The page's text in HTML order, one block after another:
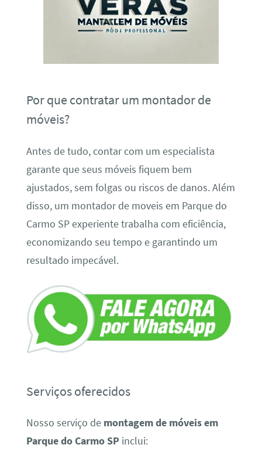
Por que contratar um montador de
móveis?
Antes de tudo, contar com um especialista
garante que seus móveis fiquem bem
ajustados, sem folgas ou riscos de danos. Além
disso, um montador de moveis em Parque do
Carmo SP experiente trabalha com eficiência,
economizando seu tempo e garantindo um
resultado impecável.
Serviços oferecidos
Nosso serviço de montagem de móveis em
Parque do Carmo SP inclui: